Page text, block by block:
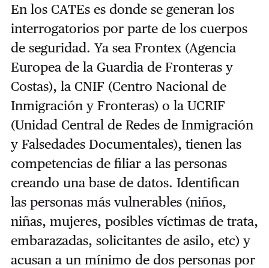
En los CATEs es donde se generan los
interrogatorios por parte de los cuerpos
de seguridad. Ya sea Frontex (Agencia
Europea de la Guardia de Fronteras y
Costas), la CNIF (Centro Nacional de
Inmigración y Fronteras) o la UCRIF
(Unidad Central de Redes de Inmigración
y Falsedades Documentales), tienen las
competencias de filiar a las personas
creando una base de datos. Identifican
las personas más vulnerables (niños,
niñas, mujeres, posibles víctimas de trata,
embarazadas, solicitantes de asilo, etc) y
acusan a un mínimo de dos personas por